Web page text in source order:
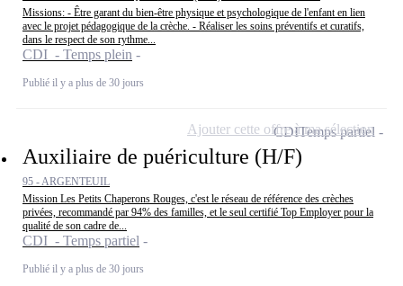
Missions: - Être garant du bien-être physique et psychologique de l'enfant en lien
avec le projet pédagogique de la crèche. - Réaliser les soins préventifs et curatifs,
dans le respect de son rythme...
CDI - Temps plein
Publié il y a plus de 30 jours
Auxiliaire de puériculture (H/F)
95 - ARGENTEUIL
Mission Les Petits Chaperons Rouges, c'est le réseau de référence des crèches
privées, recommandé par 94% des familles, et le seul certifié Top Employer pour la
qualité de son cadre de...
CDI - Temps partiel
Publié il y a plus de 30 jours
CDITemps partiel
Ajouter cette offre à ma sélection